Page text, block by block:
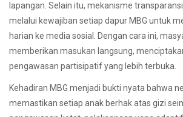
lapangan. Selain itu, mekanisme
melalui kewajiban setiap dapur MBG untuk
harian ke media sosial. Dengan cara ini,
memberikan masukan langsung,
pengawasan partisipatif yang lebih terbuka.
Kehadiran MBG menjadi bukti nyata bahwa
memastikan setiap anak berhak atas gizi